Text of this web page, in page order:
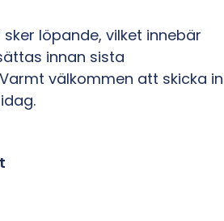
löpande, vilket innebär
innan sista
välkommen att skicka in